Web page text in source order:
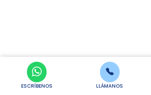
ESCRÍBENOS LLÁMANOS